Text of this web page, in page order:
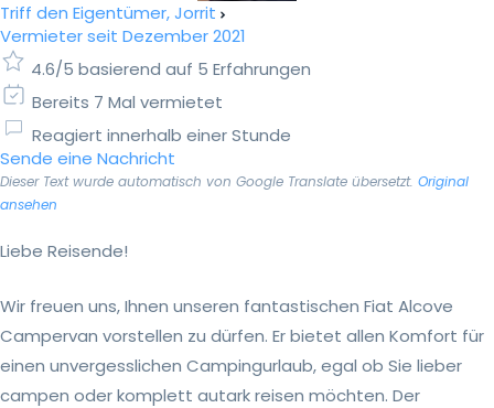
Triff den Eigentümer, Jorrit
Vermieter seit Dezember 2021
4.6/5 basierend auf 5 Erfahrungen
Bereits 7 Mal vermietet
Reagiert innerhalb einer Stunde
Sende eine Nachricht
Dieser Text wurde automatisch von Google Translate übersetzt. Original
ansehen
Liebe Reisende!
Wir freuen uns, Ihnen unseren fantastischen Fiat Alcove
Campervan vorstellen zu dürfen. Er bietet allen Komfort für
einen unvergesslichen Campingurlaub, egal ob Sie lieber
campen oder komplett autark reisen möchten. Der